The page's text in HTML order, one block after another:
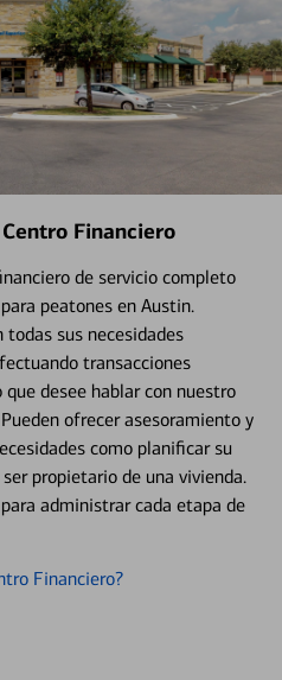
Financiero
de servicio completo
peatones en Austin.
todas sus necesidades
transacciones
desee hablar con nuestro
ofrecer asesoramiento y
como planificar su
propietario de una vivienda.
administrar cada etapa de
Financiero?